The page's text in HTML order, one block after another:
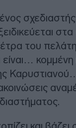
του
κομμένη